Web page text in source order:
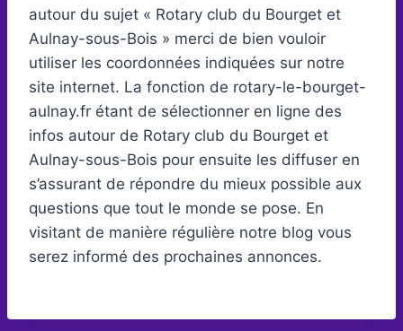
autour du sujet « Rotary club du Bourget et
Aulnay-sous-Bois » merci de bien vouloir
utiliser les coordonnées indiquées sur notre
site internet. La fonction de rotary-le-bourget-
aulnay.fr étant de sélectionner en ligne des
infos autour de Rotary club du Bourget et
Aulnay-sous-Bois pour ensuite les diffuser en
s’assurant de répondre du mieux possible aux
questions que tout le monde se pose. En
visitant de manière régulière notre blog vous
serez informé des prochaines annonces.